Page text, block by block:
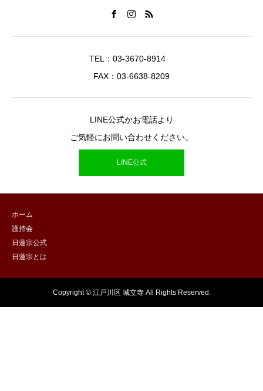
TEL：03-3670-8914
FAX：03-6638-8209
LINE公式かお電話より
ご気軽にお問い合わせください。
LINE公式
ホーム
護持会
日蓮宗公式
日蓮宗とは
Copyright © 江戸川区 城立寺 All Rights Reserved.